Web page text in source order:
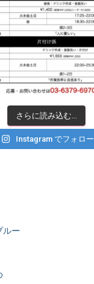
さらに読み込む...
Instagram でフォロー
ルー